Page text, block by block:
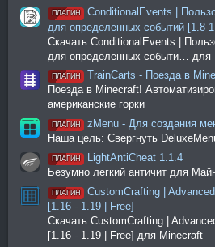
ПЛАГИН
ConditionalEvents |
для определенных событий [1.8-
Скачать ConditionalEvents |
для определенных событи… для
ПЛАГИН
TrainCarts - Поезда в
Поезда в Minecraft!
американские горки
ПЛАГИН
zMenu - Для создания
Наша цель: Свергнуть
ПЛАГИН
LightAntiCheat 1.1.4
Безумно легкий античит для
ПЛАГИН
CustomCrafting |
[1.16 - 1.19 | Free]
Скачать CustomCrafting |
[1.16 - 1.19 | Free] для Minecraft